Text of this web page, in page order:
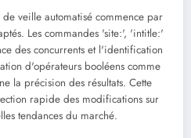
veille automatisé commence par
Les commandes 'site:', 'intitle:'
des concurrents et l'identification
d'opérateurs booléens comme
la précision des résultats. Cette
rapide des modifications sur
tendances du marché.